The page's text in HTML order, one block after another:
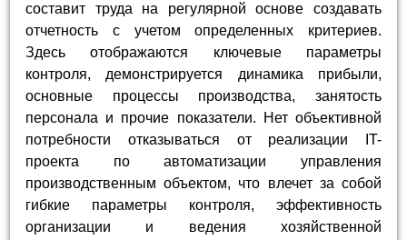
составит труда на регулярной основе создавать
отчетность с учетом определенных критериев.
Здесь отображаются ключевые параметры
контроля, демонстрируется динамика прибыли,
основные процессы производства, занятость
персонала и прочие показатели. Нет объективной
потребности отказываться от реализации IT-
проекта по автоматизации управления
производственным объектом, что влечет за собой
гибкие параметры контроля, эффективность
организации и ведения хозяйственной